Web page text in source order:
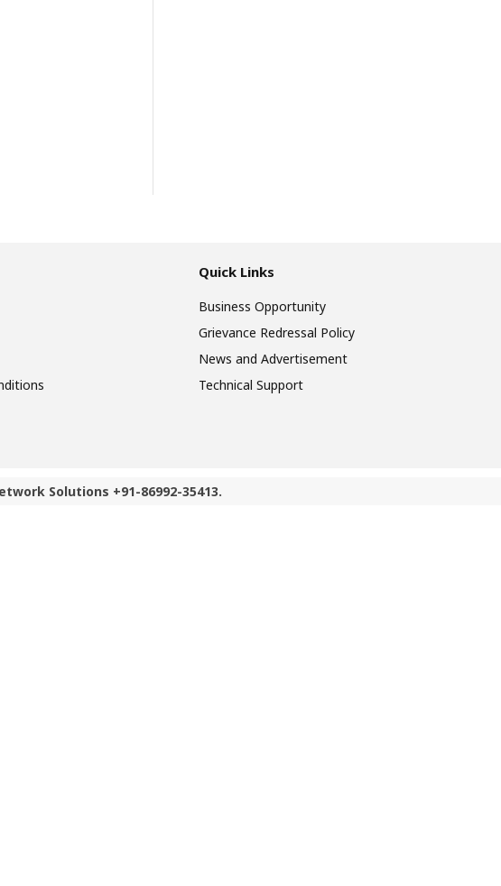
Quick Links
Business Opportunity
Grievance Redressal Policy
News and Advertisement
Technical Support
Solutions +91-86992-35413.